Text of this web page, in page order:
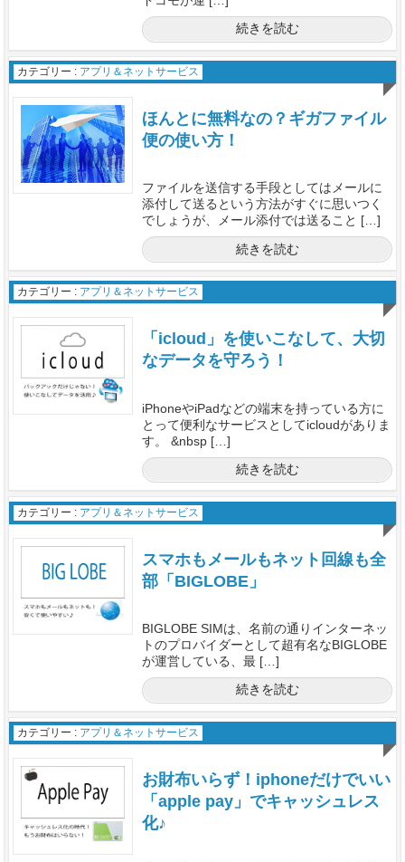
続きを読む
カテゴリー : アプリ＆ネットサービス
ほんとに無料なの？ギガファイル
便の使い方！
ファイルを送信する手段としてはメールに
添付して送るという方法がすぐに思いつく
でしょうが、メール添付では送ること […]
続きを読む
カテゴリー : アプリ＆ネットサービス
「icloud」を使いこなして、大切
なデータを守ろう！
iPhoneやiPadなどの端末を持っている方に
とって便利なサービスとしてicloudがありま
す。 &nbsp […]
続きを読む
カテゴリー : アプリ＆ネットサービス
スマホもメールもネット回線も全
部「BIGLOBE」
BIGLOBE SIMは、名前の通りインターネッ
トのプロバイダーとして超有名なBIGLOBE
が運営している、最 […]
続きを読む
カテゴリー : アプリ＆ネットサービス
お財布いらず！iphoneだけでいい
「apple pay」でキャッシュレス
化♪